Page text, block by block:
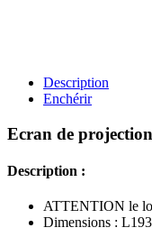
Description
Enchérir
Ecran de projection
Description :
ATTENTION le
Dimensions :